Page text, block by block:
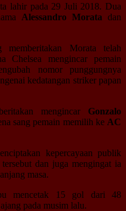
lahir pada 29 Juli 2018. Dua
Alessandro Morata dan
memberitakan Morata telah
Chelsea mengincar pemain
nomor punggungnya
kedatangan striker papan
mengincar Gonzalo
sang pemain memilih ke AC
kepercayaan publik
tersebut dan juga mengingat ia
masa.
mencetak 15 gol dari 48
pada musim lalu.